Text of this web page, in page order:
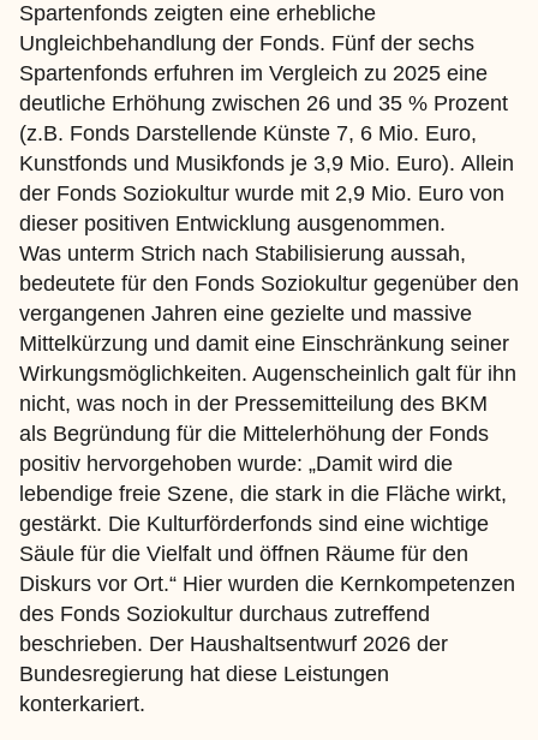
Spartenfonds zeigten eine erhebliche
Ungleichbehandlung der Fonds. Fünf der sechs
Spartenfonds erfuhren im Vergleich zu 2025 eine
deutliche Erhöhung zwischen 26 und 35 % Prozent
(z.B. Fonds Darstellende Künste 7, 6 Mio. Euro,
Kunstfonds und Musikfonds je 3,9 Mio. Euro). Allein
der Fonds Soziokultur wurde mit 2,9 Mio. Euro von
dieser positiven Entwicklung ausgenommen.
Was unterm Strich nach Stabilisierung aussah,
bedeutete für den Fonds Soziokultur gegenüber den
vergangenen Jahren eine gezielte und massive
Mittelkürzung und damit eine Einschränkung seiner
Wirkungsmöglichkeiten. Augenscheinlich galt für ihn
nicht, was noch in der Pressemitteilung des BKM
als Begründung für die Mittelerhöhung der Fonds
positiv hervorgehoben wurde: „Damit wird die
lebendige freie Szene, die stark in die Fläche wirkt,
gestärkt. Die Kulturförderfonds sind eine wichtige
Säule für die Vielfalt und öffnen Räume für den
Diskurs vor Ort.“ Hier wurden die Kernkompetenzen
des Fonds Soziokultur durchaus zutreffend
beschrieben. Der Haushaltsentwurf 2026 der
Bundesregierung hat diese Leistungen
konterkariert.